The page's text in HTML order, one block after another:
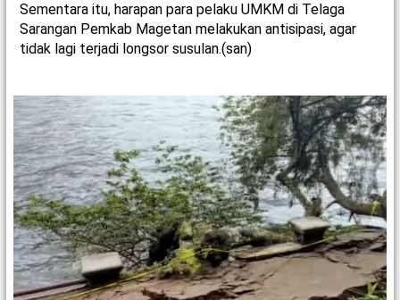
Sementara itu, harapan para pelaku UMKM di Telaga
Sarangan Pemkab Magetan melakukan antisipasi, agar
tidak lagi terjadi longsor susulan.(san)